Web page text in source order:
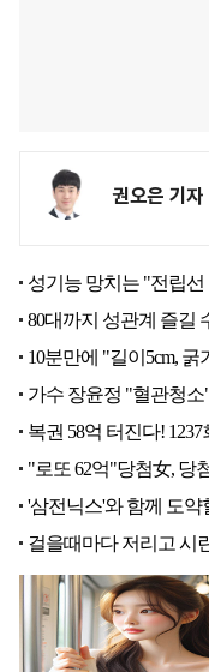
권오은 기자